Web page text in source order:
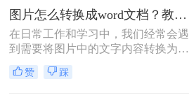
片中的标语、还是社交媒体上的图片
中提取信息，将图片中的文字转换成
文本都是一项非常实用的技能。那么
怎么将图片的文字转换成文本呢？本
文将详细介绍几种常用的方法，帮助
你轻松实现图片文字到文本的转换。
图片怎么转换成word文档？教你3种简单方法！
在日常工作和学习中，我们经常会遇
到需要将图片中的文字内容转换为
Word文档的情况。这可能是因为图片
中的文字内容需要编辑、修改或进一
赞 踩